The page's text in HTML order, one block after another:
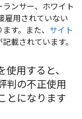
ンサー、ホワイト
雇用されていない
す。また、 サイト
載されています。
用すると、
判の不正使用
とになります